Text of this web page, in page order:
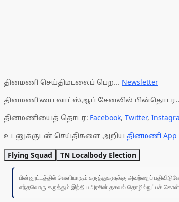
தினமணி செய்திமடலைப் பெற... Newsletter
தினமணி'யை வாட்ஸ்ஆப் சேனலில்
தினமணியைத் தொடர: Facebook, Twitter,
உடனுக்குடன் செய்திகளை அறிய தினமணி App
Flying Squad TN Localbody Election
பின்னூட்டத்தில் வெளியாகும் கருத்துகளுக்கு அவற்றைப்
எந்தவொரு கருத்தும் இந்திய அரசின் தகவல் தொழில்நுட்பக்